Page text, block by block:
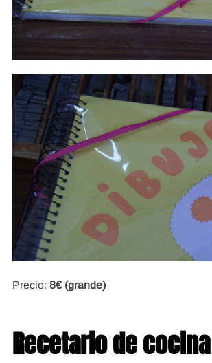
Precio: 8€ (grande)
Recetario de cocina